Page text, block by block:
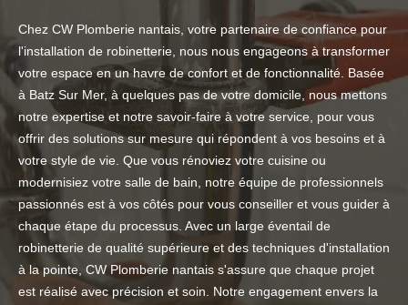
Chez CW Plomberie nantais, votre partenaire de confiance pour
l'installation de robinetterie, nous nous engageons à transformer
votre espace en un havre de confort et de fonctionnalité. Basée
à Batz Sur Mer, à quelques pas de votre domicile, nous mettons
notre expertise et notre savoir-faire à votre service, pour vous
offrir des solutions sur mesure qui répondent à vos besoins et à
votre style de vie. Que vous rénoviez votre cuisine ou
modernisiez votre salle de bain, notre équipe de professionnels
passionnés est à vos côtés pour vous conseiller et vous guider à
chaque étape du processus. Avec un large éventail de
robinetterie de qualité supérieure et des techniques d'installation
à la pointe, CW Plomberie nantais s'assure que chaque projet
est réalisé avec précision et soin. Notre engagement envers la